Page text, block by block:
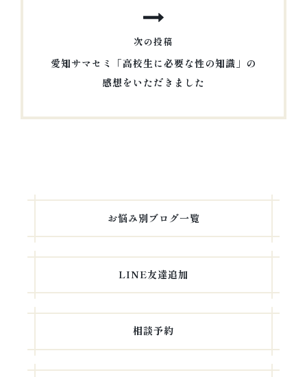
次の投稿
愛知サマセミ「高校生に必要な性の知識」の
感想をいただきました
の
お悩み別ブログ一覧
LINE友達追加
相談予約